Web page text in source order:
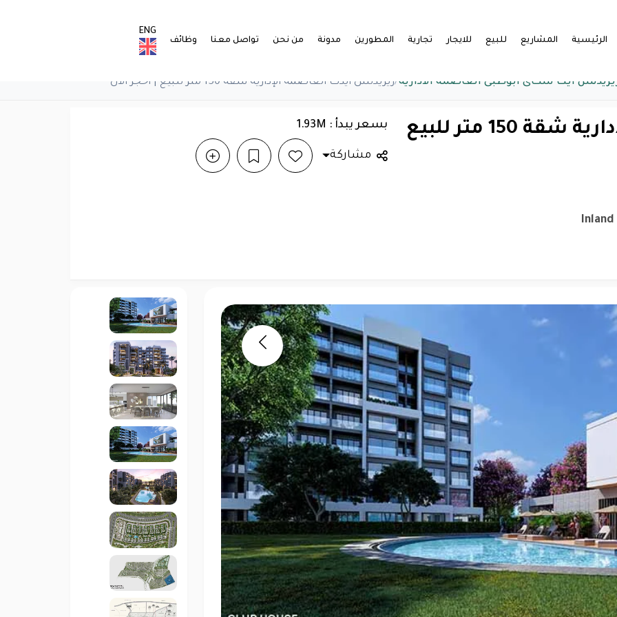
الرئيسية المشاريع للبيع للايجار تجارية المطورين مدونة من نحن تواصل معنا وظائف
ENG
ايت سكاى ابوظبى العاصمة الادارية/ريزيدنس ايدت العاصمة الإدارية شقة 150 متر للبيع | احجز الآن
ريزيدنس ايدت العاصمة الإدارية شقة 150 متر للبيع
Inland
بسعر يبدأ : 1.93M
مشاركة
Previous